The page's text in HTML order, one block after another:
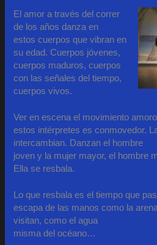
El amor a través del correr
de los años danza en
estos cuerpos que vibran en
su edad. Cuerpos jóvenes,
cuerpos maduros, cuerpos
con las señales del tiempo,
cuerpos vivos.
Ver en escena el movimiento
estos intérpretes es conmovedor.
intercambian. Danzan el hombre
joven y la mujer mayor, el hombre
Ella se resbala.
Lo que resbala es el tiempo que
escapa de las manos como la
visitan, como el agua
misma del océano…